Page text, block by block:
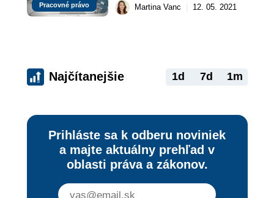
Pracovné právo Martina Vanc 12. 05. 2021
Najčítanejšie 1d 7d 1m
Prihláste sa k odberu noviniek
a majte aktuálny prehľad v
oblasti práva a zákonov.